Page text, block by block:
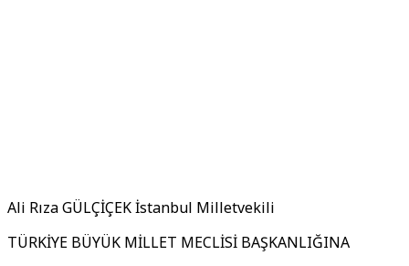
Ali Rıza GÜLÇİÇEK İstanbul Milletvekili
TÜRKİYE BÜYÜK MİLLET MECLİSİ BAŞKANLIĞINA